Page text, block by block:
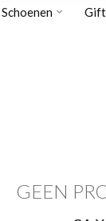
Schoenen
GEEN